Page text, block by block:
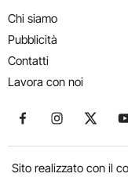
Chi siamo
Pubblicità
Contatti
Lavora con noi
Seguici suSeguici su
Sito realizzato con il